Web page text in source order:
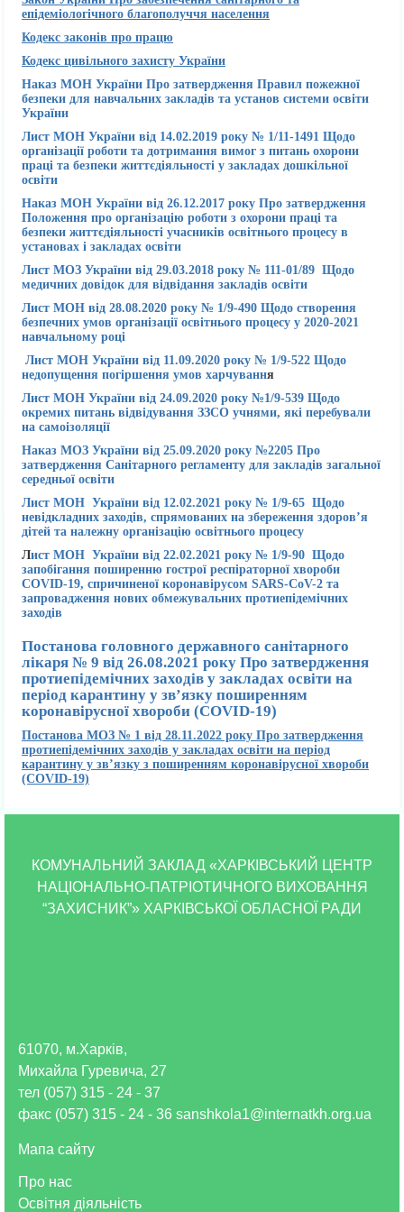
епідеміологічного благополуччя населення
Кодекс законів про працю
Кодекс цивільного захисту України
Наказ МОН України Про затвердження Правил пожежної
безпеки для навчальних закладів та установ системи освіти
України
Лист МОН України від 14.02.2019 року № 1/11-1491 Щодо
організації роботи та дотримання вимог з питань охорони
праці та безпеки життєдіяльності у закладах дошкільної
освіти
Наказ МОН України від 26.12.2017 року Про затвердження
Положення про організацію роботи з охорони праці та
безпеки життєдіяльності учасників освітнього процесу в
установах і закладах освіти
Лист МОЗ України від 29.03.2018 року № 111-01/89 Щодо
медичних довідок для відвідання закладів освіти
Лист МОН від 28.08.2020 року № 1/9-490 Щодо створення
безпечних умов організації освітнього процесу у 2020-2021
навчальному році
Лист МОН України від 11.09.2020 року № 1/9-522 Щодо
недопущення погіршення умов харчування
Лист МОН України від 24.09.2020 року №1/9-539 Щодо
окремих питань відвідування ЗЗСО учнями, які перебували
на самоізоляції
Наказ МОЗ України від 25.09.2020 року №2205 Про
затвердження Санітарного регламенту для закладів загальної
середньої освіти
Лист МОН України від 12.02.2021 року № 1/9-65 Щодо
невідкладних заходів, спрямованих на збереження здоров’я
дітей та належну ​організацію освітнього процесу
Лист МОН України від 22.02.2021 року № 1/9-90 Щодо
запобігання поширенню гострої респіраторної хвороби
СОVID-19, спричиненої коронавірусом SARS-CoV-2 та
запровадження нових обмежувальних протиепідемічних
заходів
Постанова головного державного санітарного
лікаря № 9 від 26.08.2021 року Про затвердження
протиепідемічних заходів у закладах освіти на
період карантину у зв’язку поширенням
коронавірусної хвороби (COVID-19)
Постанова МОЗ № 1 від 28.11.2022 року Про затвердження
протиепідемічних заходів у закладах освіти на період
карантину у зв’язку з поширенням коронавірусної хвороби
(COVID-19)
КОМУНАЛЬНИЙ ЗАКЛАД «ХАРКІВСЬКИЙ ЦЕНТР
НАЦІОНАЛЬНО-ПАТРІОТИЧНОГО ВИХОВАННЯ
“ЗАХИСНИК”» ХАРКІВСЬКОЇ ОБЛАСНОЇ РАДИ
Про нас
Освітня діяльність
61070, м.Харків,
Михайла Гуревича, 27
тел (057) 315 - 24 - 37
факс (057) 315 - 24 - 36 sanshkola1@internatkh.org.ua
Мапа сайту